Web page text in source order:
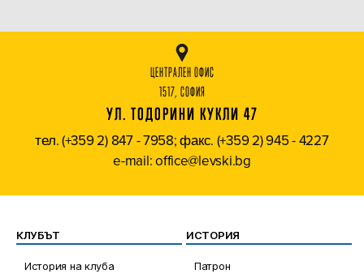
ЦЕНТРАЛЕН ОФИС
1517, СОФИЯ
УЛ. ТОДОРИНИ КУКЛИ 47
тел. (+359 2) 847 - 7958; факс. (+359 2) 945 - 4227
e-mail: office@levski.bg
КЛУБЪТ
История на клуба
ИСТОРИЯ
Патрон